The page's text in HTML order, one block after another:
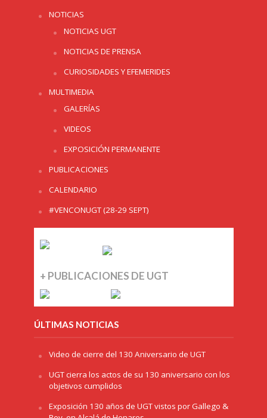
NOTICIAS
NOTICIAS UGT
NOTICIAS DE PRENSA
CURIOSIDADES Y EFEMERIDES
MULTIMEDIA
GALERÍAS
VIDEOS
EXPOSICIÓN PERMANENTE
PUBLICACIONES
CALENDARIO
#VENCONUGT (28-29 SEPT)
+ PUBLICACIONES DE UGT
ÚLTIMAS NOTICIAS
Video de cierre del 130 Aniversario de UGT
UGT cierra los actos de su 130 aniversario con los
objetivos cumplidos
Exposición 130 años de UGT vistos por Gallego &